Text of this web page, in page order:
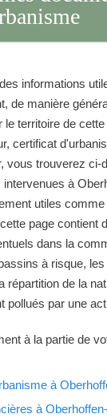
informations
de manière
le territoire de
certificat
vous trouverez
à
utiles
page contient
dans la
à risque,
répartition de la
pollués par une
à la partie de
à
à